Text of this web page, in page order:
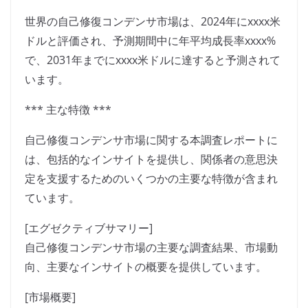
世界の自己修復コンデンサ市場は、2024年にxxxx米
ドルと評価され、予測期間中に年平均成長率xxxx%
で、2031年までにxxxx米ドルに達すると予測されて
います。
*** 主な特徴 ***
自己修復コンデンサ市場に関する本調査レポートに
は、包括的なインサイトを提供し、関係者の意思決
定を支援するためのいくつかの主要な特徴が含まれ
ています。
[エグゼクティブサマリー]
自己修復コンデンサ市場の主要な調査結果、市場動
向、主要なインサイトの概要を提供しています。
[市場概要]